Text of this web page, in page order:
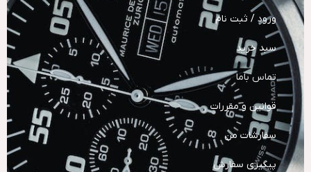
ورود / ثبت نام
سبد خرید
تماس باما
قوانین و مقررات
سفارشات من
پیگیری سفارش